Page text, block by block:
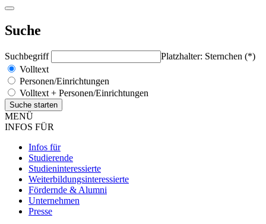
Suche
Suchbegriff
Platzhalter: Sternchen (*)
Volltext
Personen/Einrichtungen
Volltext + Personen/Einrichtungen
MENÜ
INFOS FÜR
Infos für
Studierende
Studieninteressierte
Weiterbildungsinteressierte
Fördernde & Alumni
Unternehmen
Presse